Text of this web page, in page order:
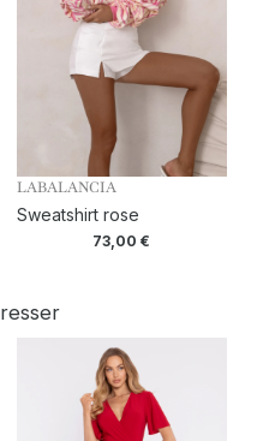
LABALANCIA
Sweatshirt rose
73,00€